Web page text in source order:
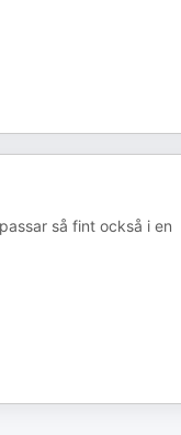
så fint också i en